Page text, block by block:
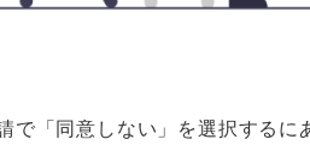
で「同意しない」を選択するに